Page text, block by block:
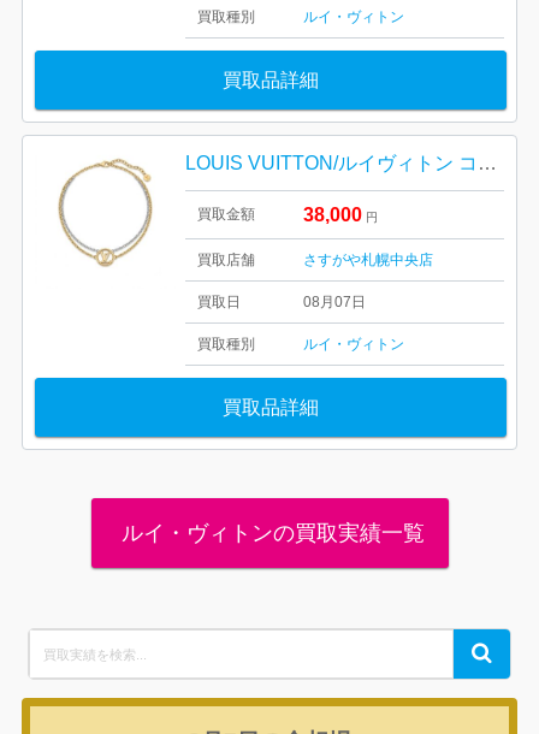
買取種別 ルイ・ヴィトン
買取品詳細
LOUIS VUITTON/ルイヴィトン コリエ・L TO V ネックレス M69643
買取金額 38,000 円
買取店舗 さすがや札幌中央店
買取日 08月07日
買取種別 ルイ・ヴィトン
買取品詳細
ルイ・ヴィトンの買取実績一覧
for:
Search